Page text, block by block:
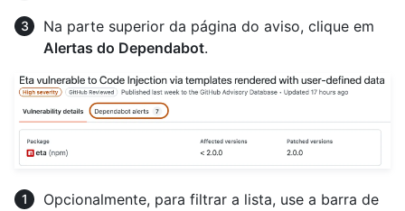
Na parte superior da página do aviso, clique em
Alertas do Dependabot.
Opcionalmente, para filtrar a lista, use a barra de